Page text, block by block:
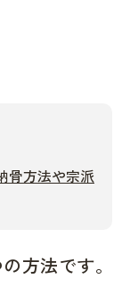
骨方法や宗派
方法です。